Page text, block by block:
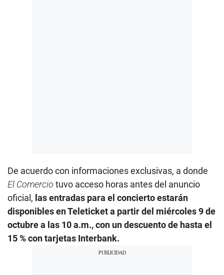
De acuerdo con informaciones exclusivas, a donde
El Comercio tuvo acceso horas antes del anuncio
oficial, las entradas para el concierto estarán
disponibles en Teleticket a partir del miércoles 9 de
octubre a las 10 a.m., con un descuento de hasta el
15 % con tarjetas Interbank.